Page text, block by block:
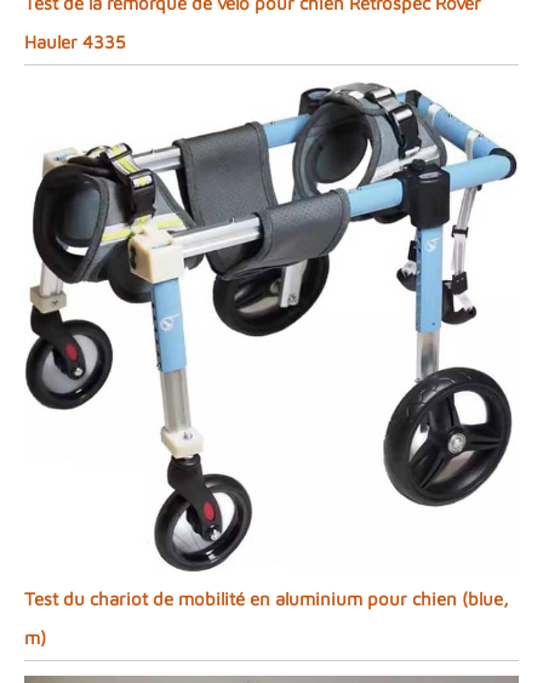
Hauler 4335
Test du chariot de mobilité en aluminium pour chien (blue,
m)